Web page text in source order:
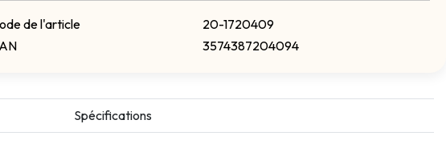
de l'article
20-1720409
3574387204094
Spécifications